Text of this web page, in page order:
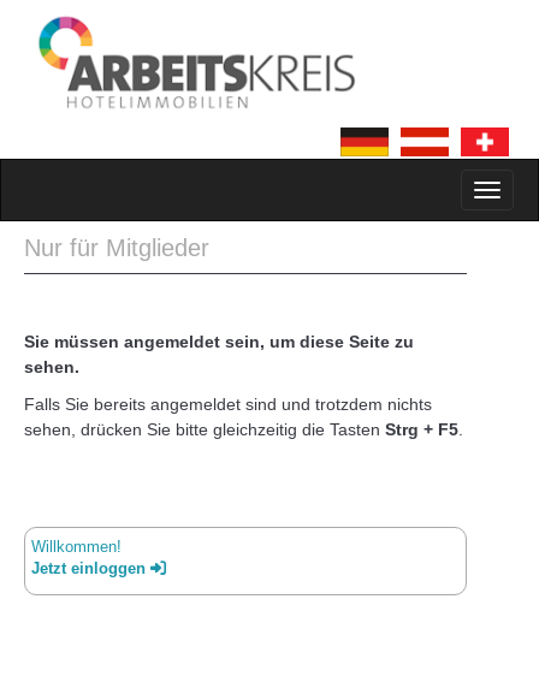
Nur für Mitglieder
Sie müssen angemeldet sein, um diese Seite zu
sehen.
Falls Sie bereits angemeldet sind und trotzdem nichts
sehen, drücken Sie bitte gleichzeitig die Tasten Strg + F5
Willkommen!
Jetzt einloggen